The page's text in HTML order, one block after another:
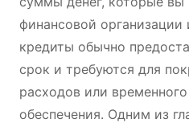
финансовой
кредиты обычно
срок и требуются для
расходов или
обеспечения. Одним из